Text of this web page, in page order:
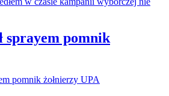
sprayem pomnik